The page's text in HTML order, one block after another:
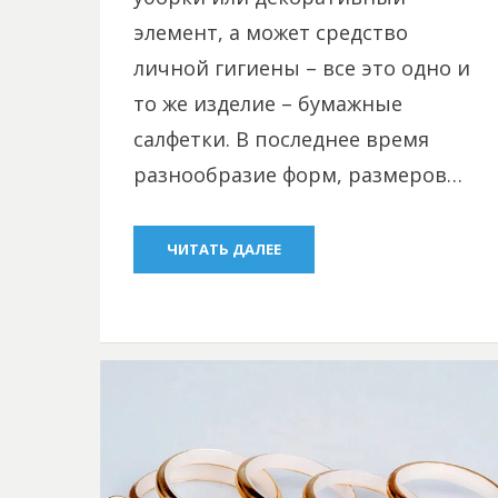
элемент, а может средство
личной гигиены – все это одно и
то же изделие – бумажные
салфетки. В последнее время
разнообразие форм, размеров…
ЧИТАТЬ ДАЛЕЕ